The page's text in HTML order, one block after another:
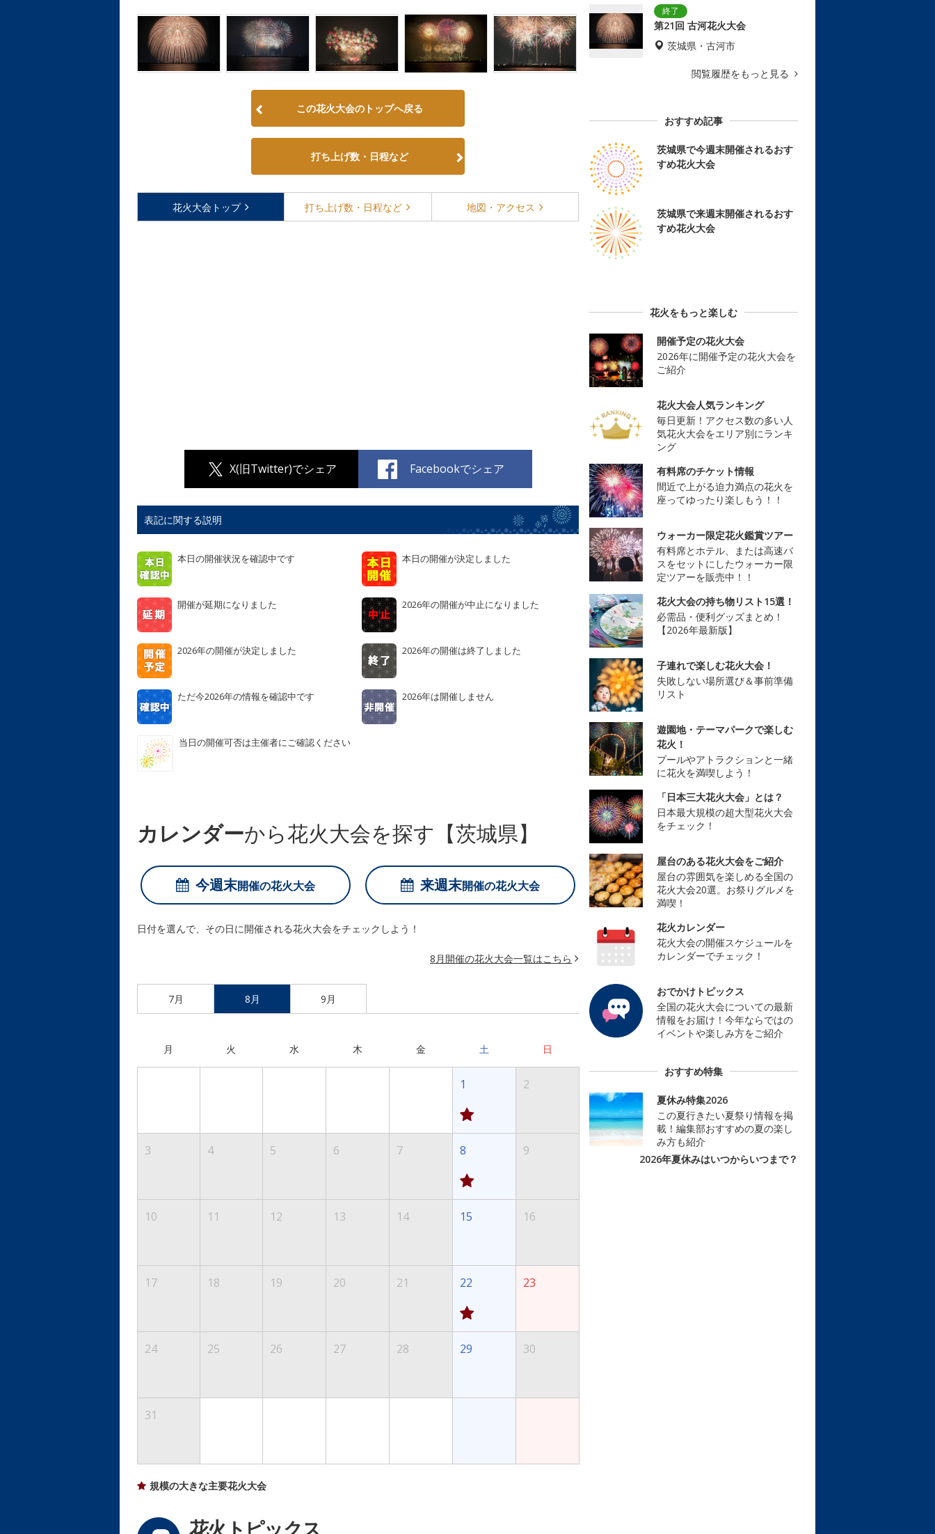
この花火大会のトップへ戻る
打ち上げ数・日程など
花火大会 トップ 打ち上げ数・ 日程など 地図・ アクセス
X(旧Twitter)でシェア Facebookでシェア
表記に関する説明
本日の開催状況を確認中です 本日の開催が決定しました
開催が延期になりました 2026年の開催が中止になりました
2026年の開催が決定しました 2026年の開催は終了しました
ただ今2026年の情報を確認中です 2026年は開催しません
当日の開催可否は主催者にご確認ください
カレンダーから花火大会を探す【茨城県】
今週末開催の花火大会 来週末開催の花火大会
日付を選んで、その日に開催される花火大会をチェックしよう！
8月開催の花火大会一覧はこちら
7月 8月 9月
月 火 水 木 金 土 日
1 2
3 4 5 6 7 8 9
10 11 12 13 14 15 16
17 18 19 20 21 22 23
24 25 26 27 28 29 30
31
規模の大きな主要花火大会
花火トピックス
第21回 古河花火大会
茨城県・古河市
閲覧履歴をもっと見る
おすすめ記事
茨城県で今週末開催されるおす
すめ花火大会
茨城県で来週末開催されるおす
すめ花火大会
花火をもっと楽しむ
開催予定の花火大会
2026年に開催予定の花火大会を
ご紹介
花火大会人気ランキング
毎日更新！アクセス数の多い人
気花火大会をエリア別にランキ
ング
有料席のチケット情報
間近で上がる迫力満点の花火を
座ってゆったり楽しもう！！
ウォーカー限定花火鑑賞ツアー
有料席とホテル、または高速バ
スをセットにしたウォーカー限
定ツアーを販売中！！
花火大会の持ち物リスト15選！
必需品・便利グッズまとめ！
【2026年最新版】
子連れで楽しむ花火大会！
失敗しない場所選び＆事前準備
リスト
遊園地・テーマパークで楽しむ
花火！
プールやアトラクションと一緒
に花火を満喫しよう！
「日本三大花火大会」とは？
日本最大規模の超大型花火大会
をチェック！
屋台のある花火大会をご紹介
屋台の雰囲気を楽しめる全国の
花火大会20選。お祭りグルメを
満喫！
花火カレンダー
花火大会の開催スケジュールを
カレンダーでチェック！
おでかけトピックス
全国の花火大会についての最新
情報をお届け！今年ならではの
イベントや楽しみ方をご紹介
おすすめ特集
夏休み特集2026
この夏行きたい夏祭り情報を掲
載！編集部おすすめの夏の楽し
み方も紹介
2026年夏休みはいつからいつまで？